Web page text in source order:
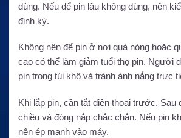
dùng. Nếu để pin lâu không dùng, nên
định kỳ.
Không nên để pin ở nơi quá nóng hoặc
cao có thể làm giảm tuổi thọ pin. Người
pin trong túi khô và tránh ánh nắng trực
Khi lắp pin, cần tắt điện thoại trước. Sau
chiều và đóng nắp chắc chắn. Nếu pin
nên ép mạnh vào máy.